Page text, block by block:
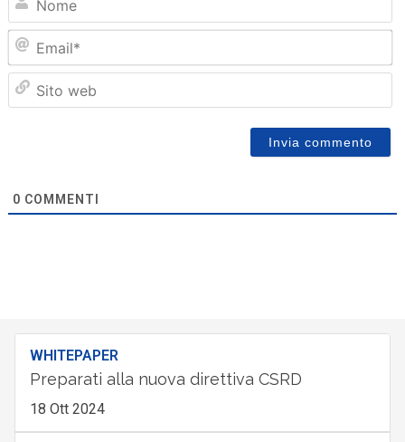
0 COMMENTI
WHITEPAPER
Preparati alla nuova direttiva CSRD
18 Ott 2024